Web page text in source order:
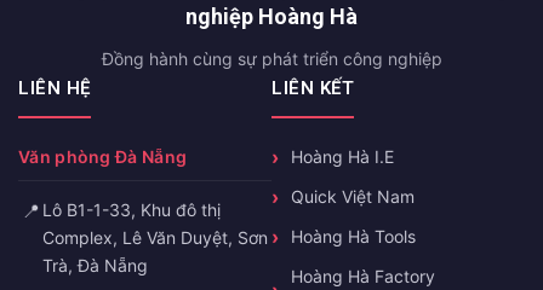
nghiệp Hoàng Hà
Đồng hành cùng sự phát triển công nghiệp
LIÊN HỆ
Văn phòng Đà Nẵng
📍 Lô B1-1-33, Khu đô thị
Complex, Lê Văn Duyệt, Sơn
Trà, Đà Nẵng
LIÊN KẾT
Hoàng Hà I.E
Quick Việt Nam
Hoàng Hà Tools
Hoàng Hà Factory